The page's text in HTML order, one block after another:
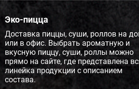
Эко-пицца
Доставка пиццы, суши, роллов на
или в офис. Выбрать ароматную и
вкусную пиццу, суши, роллы можно
прямо на сайте, где представлена
линейка продукции с описанием
состава.